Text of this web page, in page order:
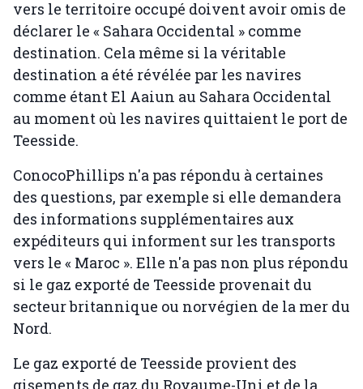
vers le territoire occupé doivent avoir omis de
déclarer le « Sahara Occidental » comme
destination. Cela même si la véritable
destination a été révélée par les navires
comme étant El Aaiun au Sahara Occidental
au moment où les navires quittaient le port de
Teesside.
ConocoPhillips n'a pas répondu à certaines
des questions, par exemple si elle demandera
des informations supplémentaires aux
expéditeurs qui informent sur les transports
vers le « Maroc ». Elle n'a pas non plus répondu
si le gaz exporté de Teesside provenait du
secteur britannique ou norvégien de la mer du
Nord.
Le gaz exporté de Teesside provient des